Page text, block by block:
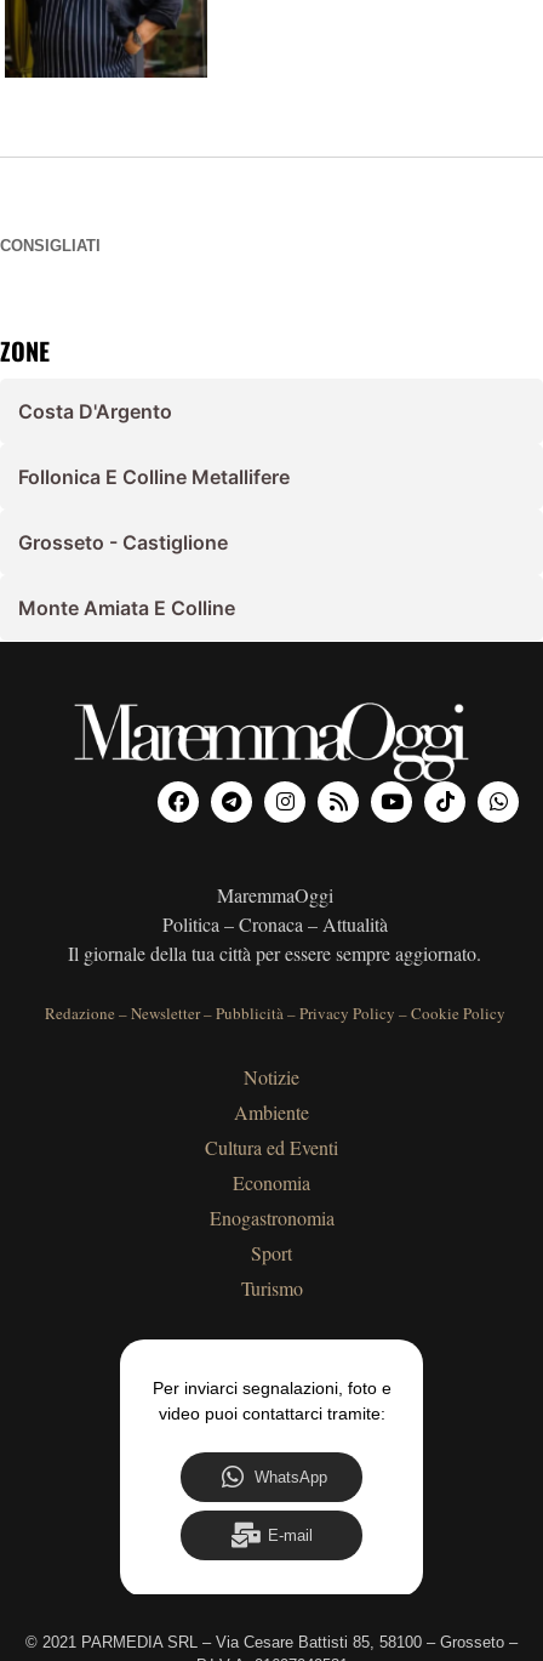
CONSIGLIATI
ZONE
Costa D'Argento
Follonica E Colline Metallifere
Grosseto - Castiglione
Monte Amiata E Colline
MaremmaOggi
Politica – Cronaca – Attualità
Il giornale della tua città per essere sempre aggiornato.
Redazione –Newsletter–Pubblicità –Privacy Policy –Cookie Policy
Notizie
Ambiente
Cultura ed Eventi
Economia
Enogastronomia
Sport
Turismo
Per inviarci segnalazioni, foto e
video puoi contattarci tramite:
WhatsApp
E-mail
© 2021 PARMEDIA SRL – Via Cesare Battisti 85, 58100 – Grosseto –